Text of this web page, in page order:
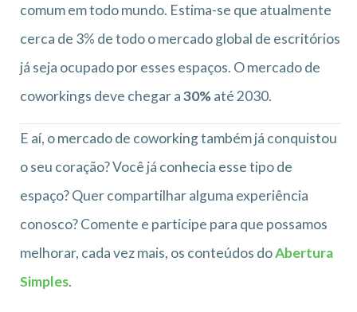
comum em todo mundo. Estima-se que atualmente
cerca de 3% de todo o mercado global de escritórios
já seja ocupado por esses espaços. O mercado de
coworkings deve chegar a30%até 2030.
E aí, o mercado de coworking também já conquistou
o seu coração? Você já conhecia esse tipo de
espaço? Quer compartilhar alguma experiência
conosco? Comente e participe para que possamos
melhorar, cada vez mais, os conteúdos doAbertura
Simples.